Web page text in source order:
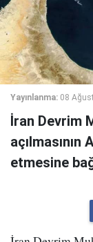
Yayınlanma: 08
İran Devrim
etmesine